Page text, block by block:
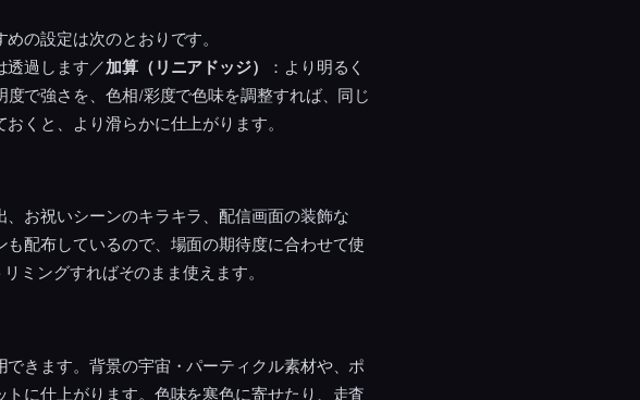
の設定は次のとおりです。
透過します／加算（リニアドッジ）
：より明るく
度で強さを、色相/彩度で色味を調整すれば、同じ
くと、より滑らかに仕上がります。
お祝いシーンのキラキラ、配信画面の装飾な
配布しているので、場面の期待度に合わせて使
ミングすればそのまま使えます。
きます。背景の宇宙・パーティクル素材や、ポ
に仕上がります。色味を寒色に寄せたり、走査